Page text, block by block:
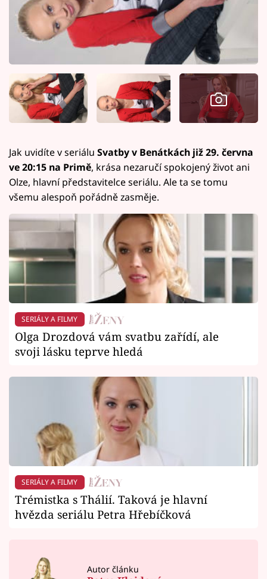
Jak uvidíte v seriálu Svatby v Benátkách již 29. června
ve 20:15 na Primě, krása nezaručí spokojený život ani
Olze, hlavní představitelce seriálu. Ale ta se tomu
všemu alespoň pořádně zasměje.
SERIÁLY A FILMY
Olga Drozdová vám svatbu zařídí, ale
svoji lásku teprve hledá
SERIÁLY A FILMY
Trémistka s Thálií. Taková je hlavní
hvězda seriálu Petra Hřebíčková
Autor článku